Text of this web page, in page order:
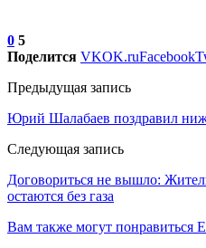
0 5
Поделится VKOK.ruFacebook
Предыдущая запись
Юрий Шалабаев поздравил
Следующая запись
Договориться не вышло:
остаются без газа
Вам также могут понравиться